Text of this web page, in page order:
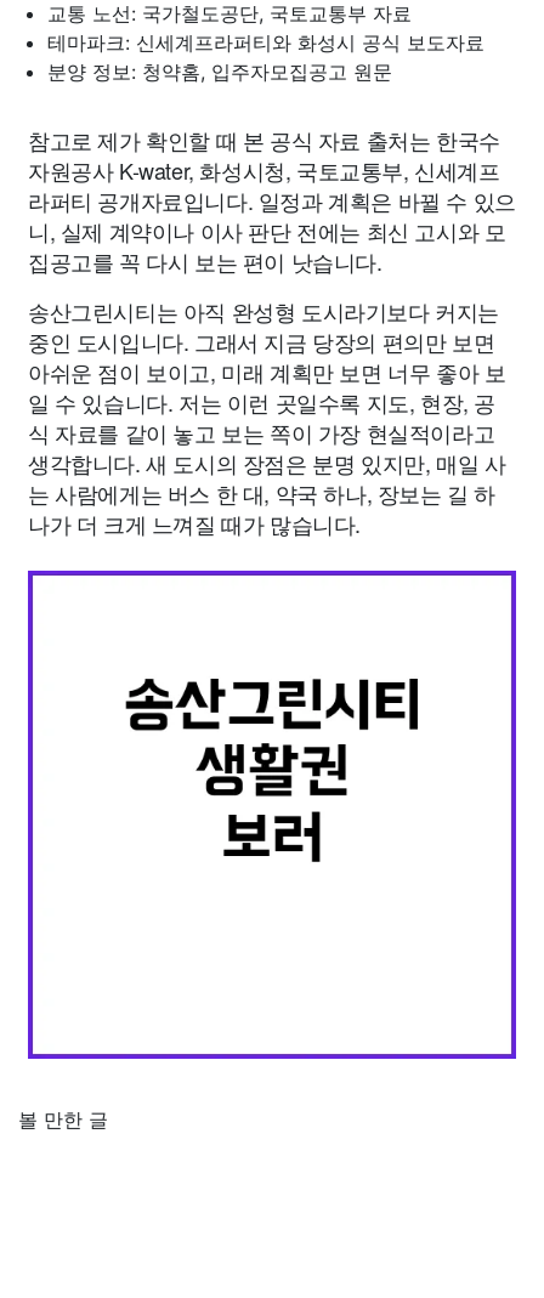
교통 노선: 국가철도공단, 국토교통부 자료
테마파크: 신세계프라퍼티와 화성시 공식 보도자료
분양 정보: 청약홈, 입주자모집공고 원문
참고로 제가 확인할 때 본 공식 자료 출처는 한국수
자원공사 K-water, 화성시청, 국토교통부, 신세계프
라퍼티 공개자료입니다. 일정과 계획은 바뀔 수 있으
니, 실제 계약이나 이사 판단 전에는 최신 고시와 모
집공고를 꼭 다시 보는 편이 낫습니다.
송산그린시티는 아직 완성형 도시라기보다 커지는
중인 도시입니다. 그래서 지금 당장의 편의만 보면
아쉬운 점이 보이고, 미래 계획만 보면 너무 좋아 보
일 수 있습니다. 저는 이런 곳일수록 지도, 현장, 공
식 자료를 같이 놓고 보는 쪽이 가장 현실적이라고
생각합니다. 새 도시의 장점은 분명 있지만, 매일 사
는 사람에게는 버스 한 대, 약국 하나, 장보는 길 하
나가 더 크게 느껴질 때가 많습니다.
볼 만한 글